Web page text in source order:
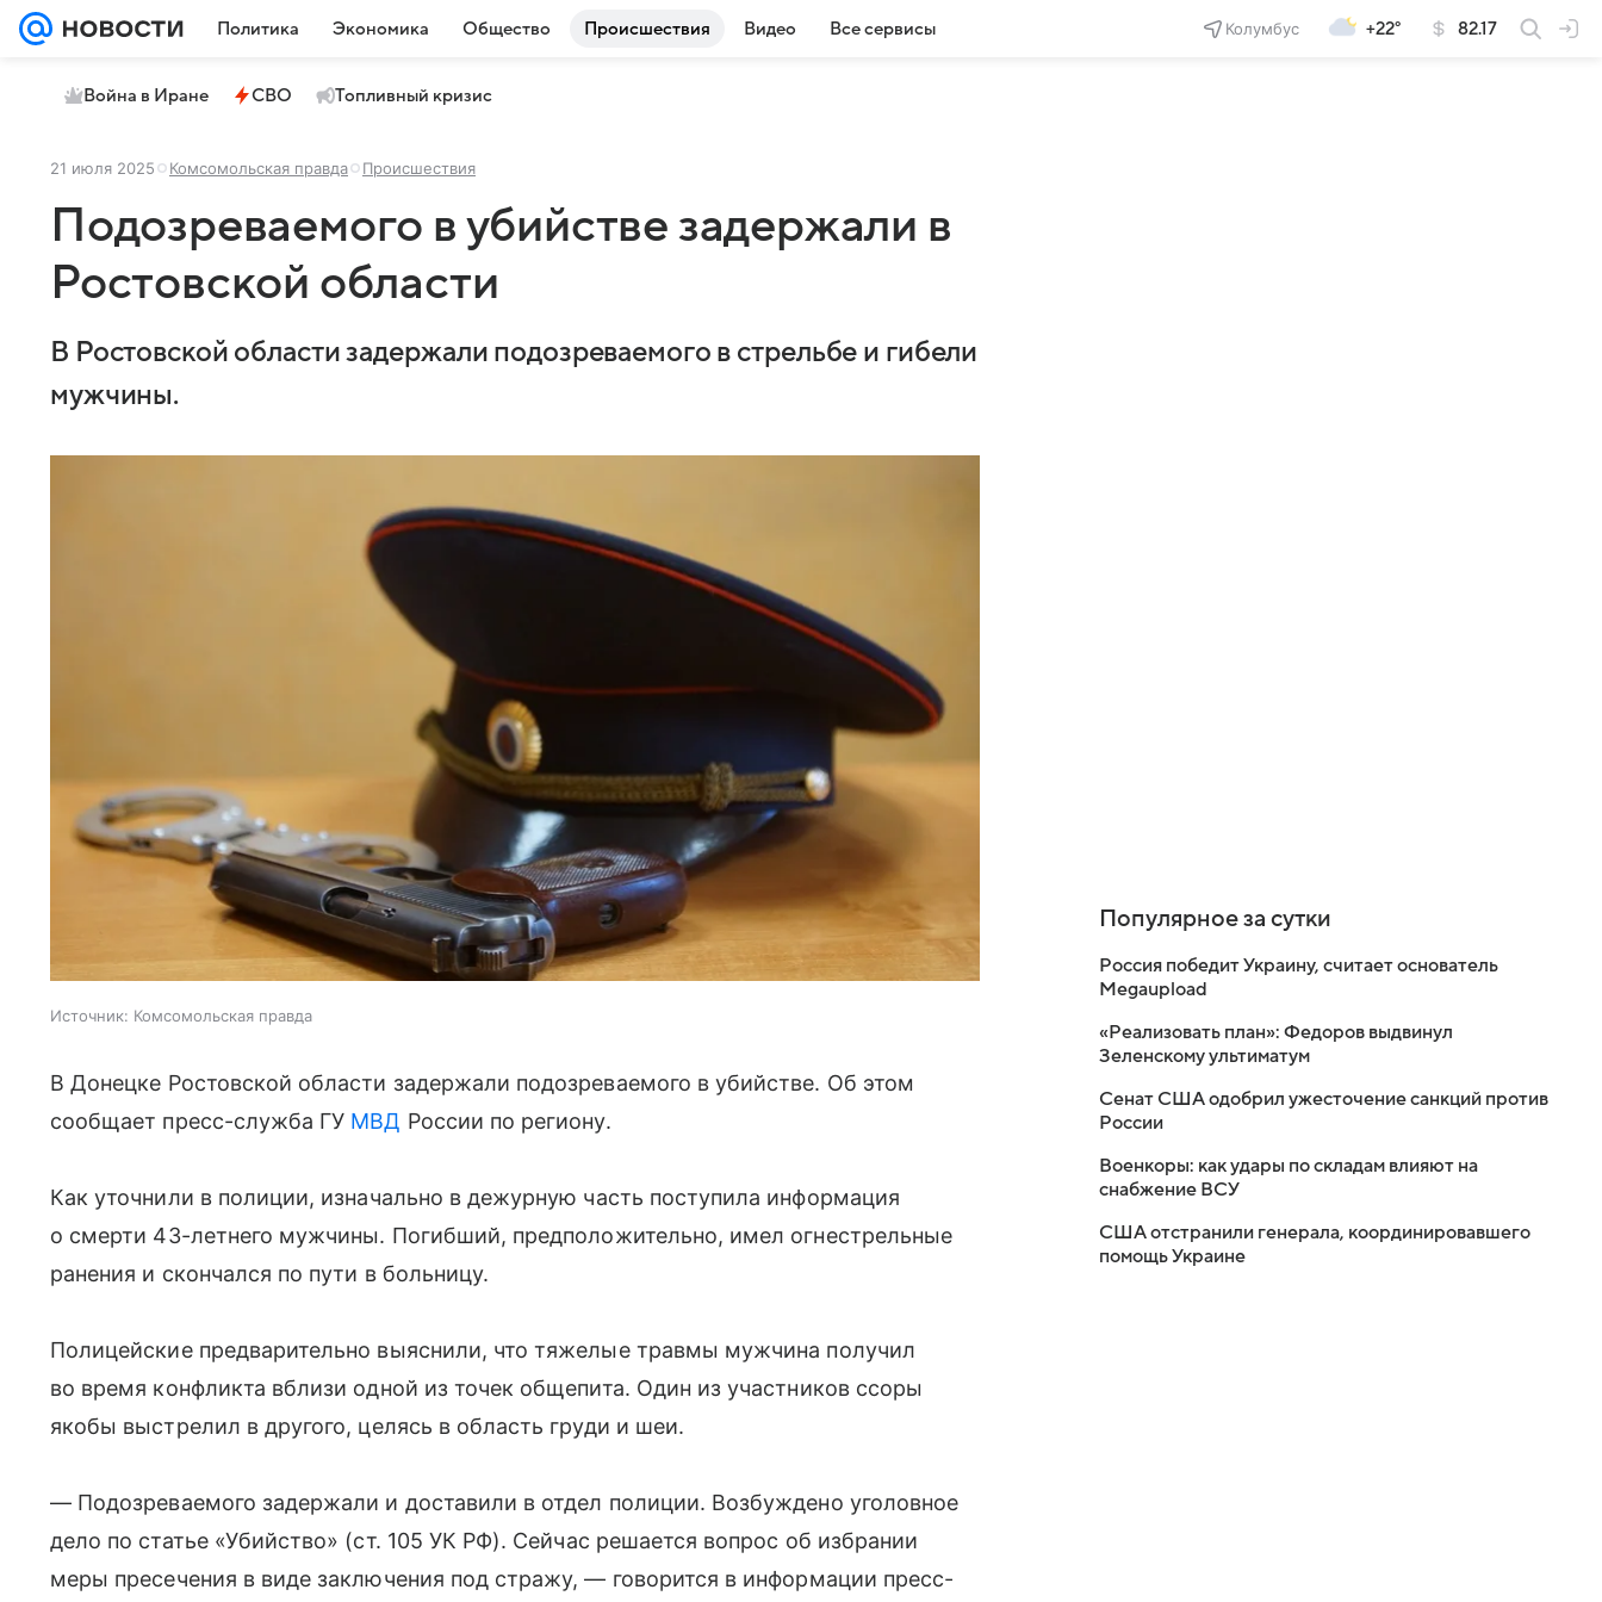
Политика Экономика Общество Происшествия Видео Все сервисы Колумбус +22° 82.17
Война в Иране СВО Топливный кризис
21 июля 2025 Комсомольская правда Происшествия
Подозреваемого в убийстве задержали в
Ростовской области
В Ростовской области задержали подозреваемого в стрельбе и гибели
мужчины.
Источник: Комсомольская правда
В Донецке Ростовской области задержали подозреваемого в убийстве. Об этом
сообщает пресс-служба ГУ МВД России по региону.
Как уточнили в полиции, изначально в дежурную часть поступила информация
о смерти 43-летнего мужчины. Погибший, предположительно, имел огнестрельные
ранения и скончался по пути в больницу.
Полицейские предварительно выяснили, что тяжелые травмы мужчина получил
во время конфликта вблизи одной из точек общепита. Один из участников ссоры
якобы выстрелил в другого, целясь в область груди и шеи.
— Подозреваемого задержали и доставили в отдел полиции. Возбуждено уголовное
дело по статье «Убийство» (ст. 105 УК РФ). Сейчас решается вопрос об избрании
меры пресечения в виде заключения под стражу, — говорится в информации пресс-
Популярное за сутки
Россия победит Украину, считает основатель
Megaupload
«Реализовать план»: Федоров выдвинул
Зеленскому ультиматум
Сенат США одобрил ужесточение санкций против
России
Военкоры: как удары по складам влияют на
снабжение ВСУ
США отстранили генерала, координировавшего
помощь Украине